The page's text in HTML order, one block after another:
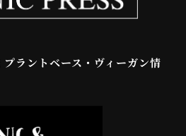
ラントベース・ヴィーガン情